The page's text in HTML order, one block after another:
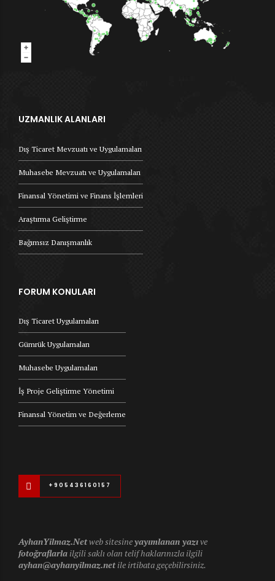
UZMANLIK ALANLARI
Dış Ticaret Mevzuatı ve Uygulamaları
Muhasebe Mevzuatı ve Uygulamaları
Finansal Yönetimi ve Finans İşlemleri
Araştırma Geliştirme
Bağımsız Danışmanlık
FORUM KONULARI
Dış Ticaret Uygulamaları
Gümrük Uygulamaları
Muhasebe Uygulamaları
İş Proje Geliştirme Yönetimi
Finansal Yönetim ve Değerleme
+905436160157
AyhanYilmaz.Netweb sitesineyayımlanan yazıve
fotoğraflarla ilgili saklı olan telif haklarınızla ilgili
ayhan@ayhanyilmaz.netile irtibata geçebilirsiniz.